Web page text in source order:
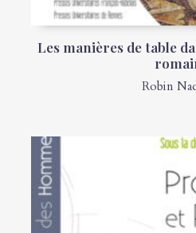
Les manières de table
Robin